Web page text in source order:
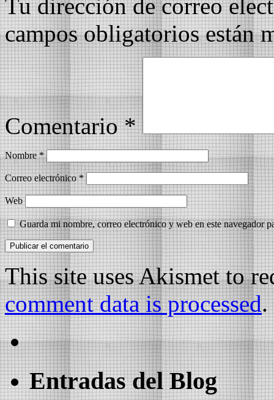
Tu dirección de correo
campos obligatorios están
Comentario*
Nombre *
Correo electrónico *
Web
Guarda mi nombre, correo electrónico y web en este navegador
This site uses Akismet to
comment data is processed.
Entradas del Blog